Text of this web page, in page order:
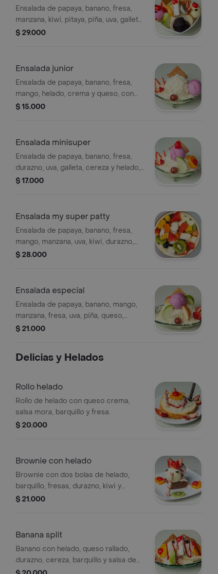
Ensalada de papaya, banano, fresa,
manzana, kiwi, pitaya, piña, uva, galleta,
barquillo, 2 bolas de helado, gelatina,
$ 29.000
Ensalada junior
Ensalada de papaya, banano, fresa,
mango, helado, crema y queso, con
galleta y uva.
$ 15.000
Ensalada minisuper
Ensalada de papaya, banano, fresa,
durazno, uva, galleta, cereza y helado,
con manzana y queso rallado.
$ 17.000
Ensalada my super patty
Ensalada de papaya, banano, fresa,
mango, manzana, uva, kiwi, durazno,
pitaya, uvas pasas, cerezas, barquillo,
$ 28.000
Ensalada especial
Ensalada de papaya, banano, mango,
manzana, fresa, uva, piña, queso,
helado, crema, galleta y salsa mora.
$ 21.000
Delicias y Helados
Rollo helado
Rollo de helado con queso crema,
salsa mora, barquillo y fresa.
$ 20.000
Brownie con helado
Brownie con dos bolas de helado,
barquillo, fresas, durazno, kiwi y
cereza.
$ 21.000
Banana split
Banano con helado, queso rallado,
durazno, cereza, barquillo y salsa de
fresa.